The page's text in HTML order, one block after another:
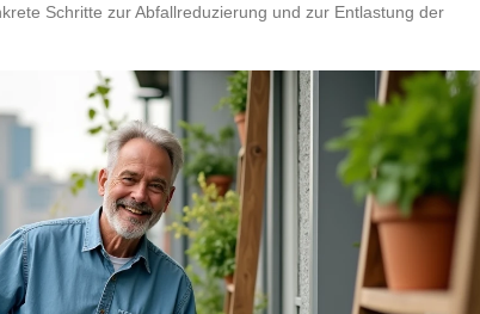
Schritte zur Abfallreduzierung und zur Entlastung der